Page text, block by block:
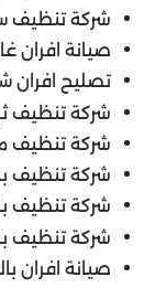
شركة تنظيف
صيانة افران
تصليح افران
شركة تنظيف
شركة تنظيف
شركة تنظيف
شركة تنظيف
شركة تنظيف
صيانة افران